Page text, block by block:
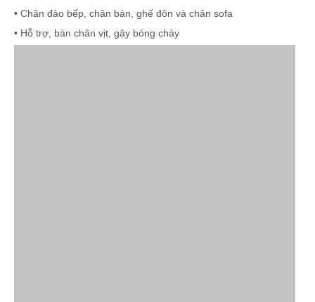
• Chân đảo bếp, chân bàn, ghế đôn và chân sofa
• Hỗ trợ, bàn chân vịt, gậy bóng chày